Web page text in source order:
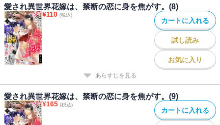
愛され異世界花嫁は、禁断の恋に身を焦がす。(8)
¥110 (税込)
カートに入れる
試し読み
お気に入り
あらすじを見る
愛され異世界花嫁は、禁断の恋に身を焦がす。(9)
¥165 (税込)
カートに入れる